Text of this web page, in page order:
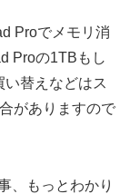
Proでメモリ消
Proの1TBもし
い替えなどはス
がありますので
、もっとわかり